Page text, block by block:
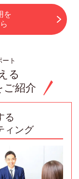
を
ト
る
ご紹介
る
ィング